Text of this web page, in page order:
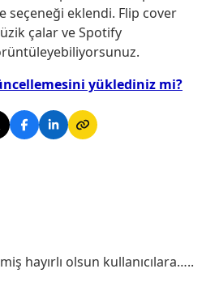
seçeneği eklendi. Flip cover
çalar ve Spotify
yüklediniz mi?
hayırlı olsun kullanıcılara…..